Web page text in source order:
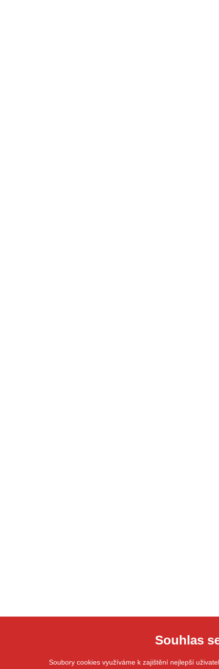
Souhlas
Soubory cookies využíváme k zajištění nejlepší